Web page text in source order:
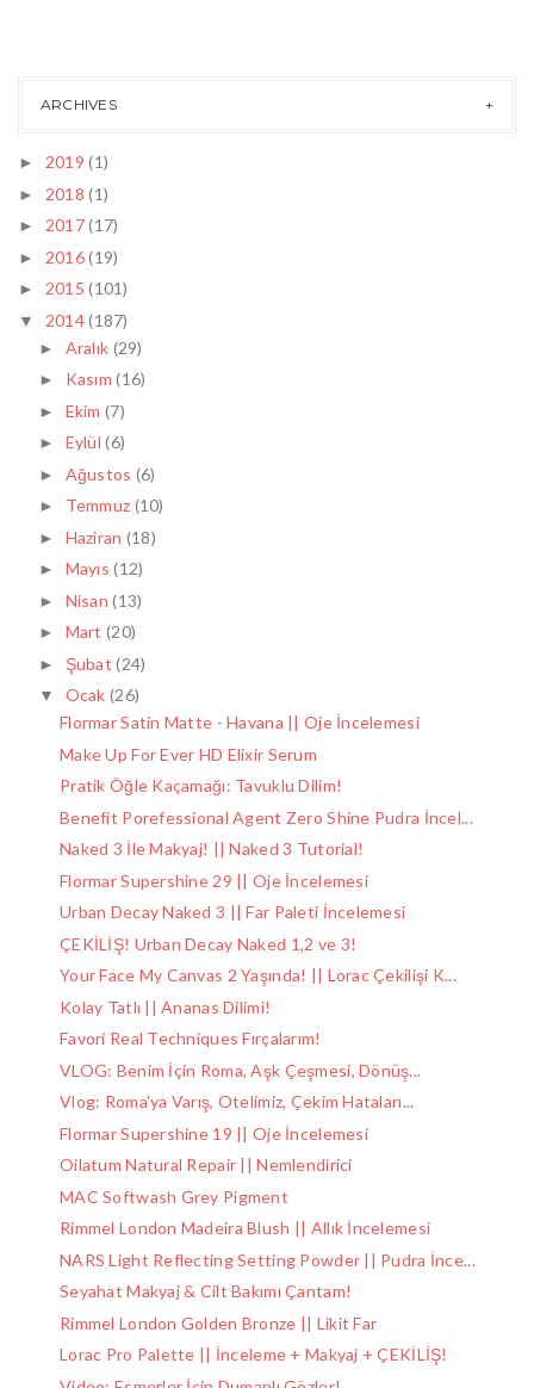
ARCHIVES
► 2019(1)
► 2018(1)
► 2017(17)
► 2016(19)
► 2015(101)
▼ 2014(187)
► Aralık (29)
► Kasım(16)
► Ekim(7)
► Eylül(6)
► Ağustos (6)
► Temmuz (10)
► Haziran (18)
► Mayıs(12)
► Nisan(13)
► Mart(20)
► Şubat(24)
▼ Ocak(26)
Flormar Satin Matte - Havana || Oje İncelemesi
Make Up For Ever HD Elixir Serum
Pratik Öğle Kaçamağı: Tavuklu Dilim!
Benefit Porefessional Agent Zero Shine Pudra İncel...
Naked 3 İle Makyaj! || Naked 3 Tutorial!
Flormar Supershine 29 || Oje İncelemesi
Urban Decay Naked 3 || Far Paleti İncelemesi
ÇEKİLİŞ! Urban Decay Naked 1,2 ve 3!
Your Face My Canvas 2 Yaşında! || Lorac Çekilişi K...
Kolay Tatlı || Ananas Dilimi!
Favori Real Techniques Fırçalarım!
VLOG: Benim İçin Roma, Aşk Çeşmesi, Dönüş...
Vlog: Roma'ya Varış, Otelimiz, Çekim Hataları...
Flormar Supershine 19 || Oje İncelemesi
Oilatum Natural Repair || Nemlendirici
MAC Softwash Grey Pigment
Rimmel London Madeira Blush || Allık İncelemesi
NARS Light Reflecting Setting Powder || Pudra İnce...
Seyahat Makyaj & Cilt Bakımı Çantam!
Rimmel London Golden Bronze || Likit Far
Lorac Pro Palette || İnceleme + Makyaj + ÇEKİLİŞ!